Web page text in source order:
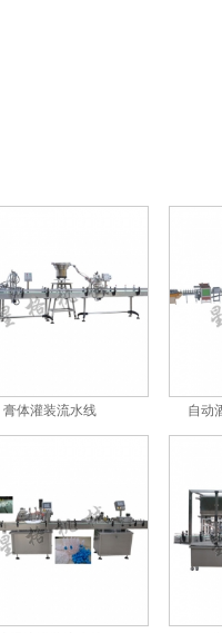
膏体灌装流水线 自动